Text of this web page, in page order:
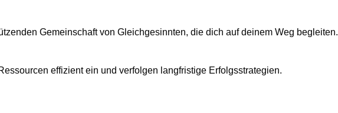
Gemeinschaft von Gleichgesinnten, die dich auf deinem Weg begleiten.
effizient ein und verfolgen langfristige Erfolgsstrategien.